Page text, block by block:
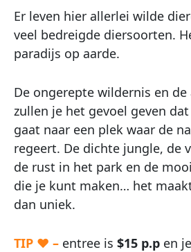
Er leven hier allerlei wilde
veel bedreigde diersoorten.
paradijs op aarde.
De ongerepte wildernis en
zullen je het gevoel geven
gaat naar een plek waar de
regeert. De dichte jungle, de
de rust in het park en de
die je kunt maken… het
dan uniek.
TIP ♥ – entree is $15 p.p en